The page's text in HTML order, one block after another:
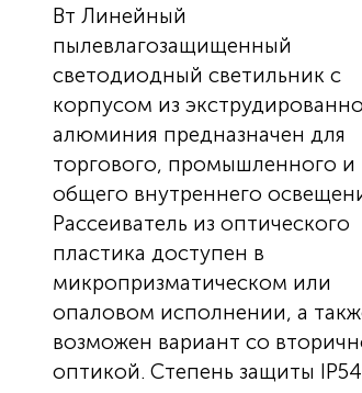
Вт Линейный
пылевлагозащищенный
светодиодный светильник с
корпусом из
алюминия предназначен для
торгового, промышленного и
общего внутреннего
Рассеиватель из оптического
пластика доступен в
микропризматическом или
опаловом исполнении, а
возможен вариант со
оптикой. Степень защиты IP54